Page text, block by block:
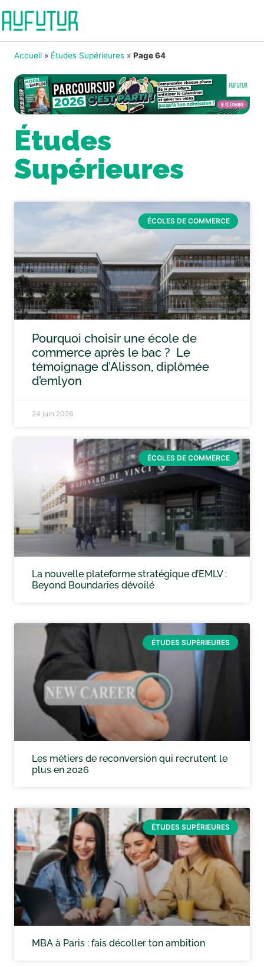
Accueil » Études Supérieures » Page 64
Études
Supérieures
ÉCOLES DE COMMERCE
Pourquoi choisir une école de
commerce après le bac ? Le
témoignage d’Alisson, diplômée
d’emlyon
24 juin 2026
ÉCOLES DE COMMERCE
La nouvelle plateforme stratégique d’EMLV :
Beyond Boundaries dévoilé
ÉTUDES SUPÉRIEURES
Les métiers de reconversion qui recrutent le
plus en 2026
ÉTUDES SUPÉRIEURES
MBA à Paris : fais décoller ton ambition